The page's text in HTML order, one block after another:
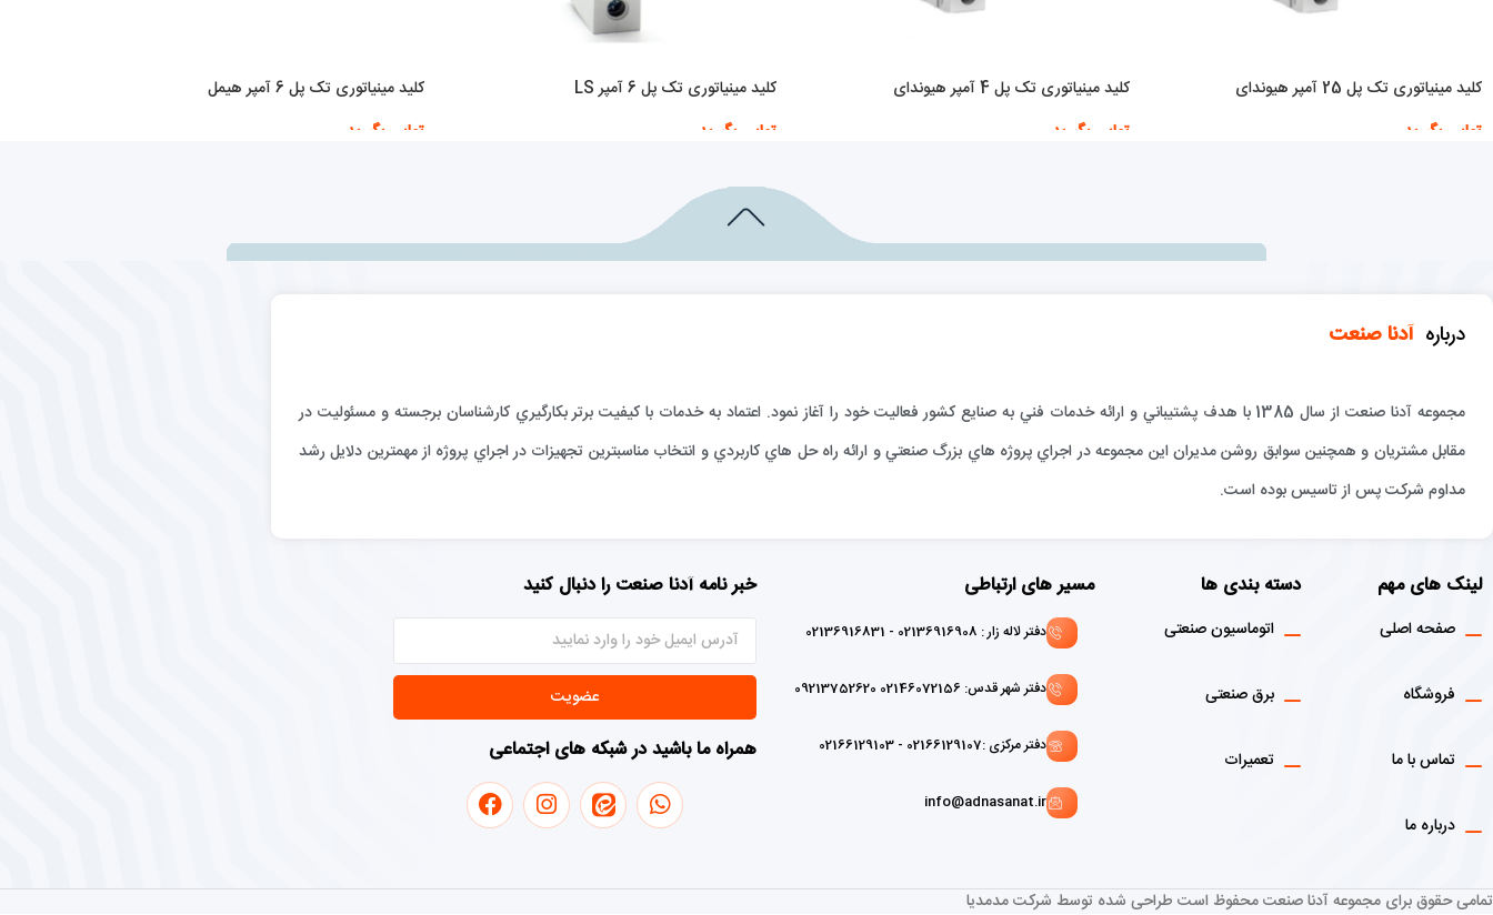
کلید مینیاتوری تک پل 25 آمپر هیوندای
تماس بگیرید
کلید مینیاتوری تک پل 4 آمپر هیوندای
تماس بگیرید
کلید مینیاتوری تک پل 6 آمپر LS
تماس بگیرید
کلید مینیاتوری تک پل 6 آمپر هیمل
تماس بگیرید
درباره آدنا صنعت
مجموعه آدنا صنعت از سال 1385 با هدف پشتيباني و ارائه خدمات فني به صنايع كشور فعاليت خود را آغاز نمود. اعتماد به خدمات با كيفيت برتر بكارگيري كارشناسان برجسته و مسئوليت در
مقابل مشتريان و همچنين سوابق روشن مديران اين مجموعه در اجراي پروژه هاي بزرگ صنعتي و ارائه راه حل هاي كاربردي و انتخاب مناسبترين تجهيزات در اجراي پروژه از مهمترين دلايل رشد
مداوم شركت پس از تاسيس بوده است.
لینک های مهم
صفحه اصلی
فروشگاه
تماس با ما
درباره ما
دسته بندی ها
اتوماسیون صنعتی
برق صنعتی
تعمیرات
مسیر های ارتباطی
دفتر لاله زار : 02136916908 - 02136916831
دفتر شهر قدس: 02146072156 09213752620
دفتر مرکزی :02166129107 - 02166129103
info@adnasanat.ir
خبر نامه آدنا صنعت را دنبال کنید
عضویت
همراه ما باشید در شبکه های اجتماعی
تمامی حقوق برای مجموعه آدنا صنعت محفوظ است طراحی شده توسط شرکت مدمدیا